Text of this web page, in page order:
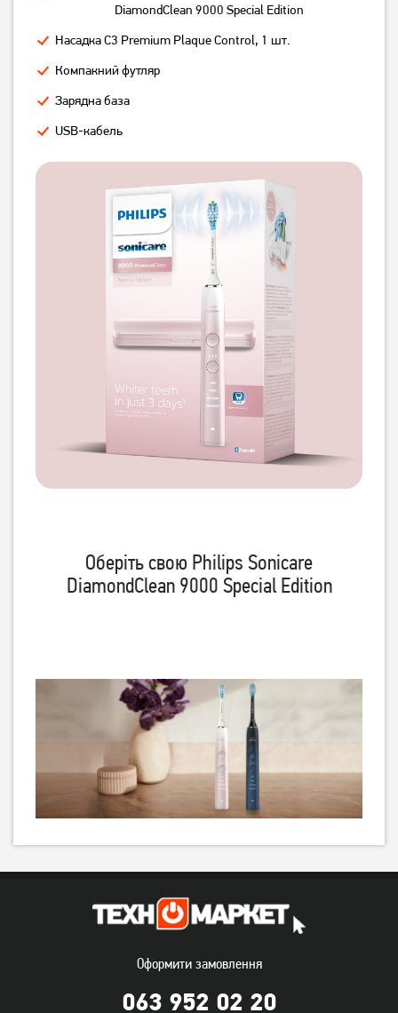
DiamondClean 9000 Special Edition
Насадка C3 Premium Plaque Control, 1 шт.
Компакний футляр
Зарядна база
USB-кабель
Оберіть свою Philips Sonicare
DiamondClean 9000 Special Edition
Оформити замовлення
063 952 02 20